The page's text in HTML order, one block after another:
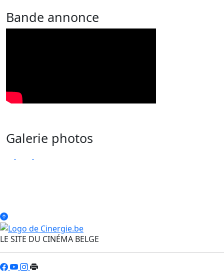
Bande annonce
Galerie photos
LE SITE DU CINÉMA BELGE